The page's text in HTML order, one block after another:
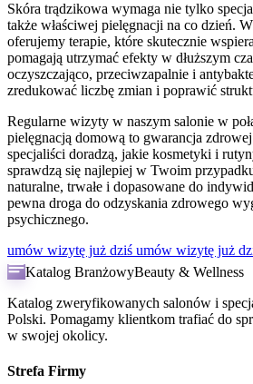
Skóra trądzikowa wymaga nie tylko
także właściwej pielęgnacji na co dzień.
oferujemy terapie, które skutecznie
pomagają utrzymać efekty w dłuższym
oczyszczająco, przeciwzapalnie i
zredukować liczbę zmian i poprawić
Regularne wizyty w naszym salonie w
pielęgnacją domową to gwarancja
specjaliści doradzą, jakie kosmetyki i
sprawdzą się najlepiej w Twoim
naturalne, trwałe i dopasowane do
pewna droga do odzyskania zdrowego
psychicznego.
umów wizytę już dziś umów wizytę już
Katalog BranżowyBeauty & Wellness
Katalog zweryfikowanych salonów i
Polski. Pomagamy klientkom trafiać do
w swojej okolicy.
Strefa Firmy